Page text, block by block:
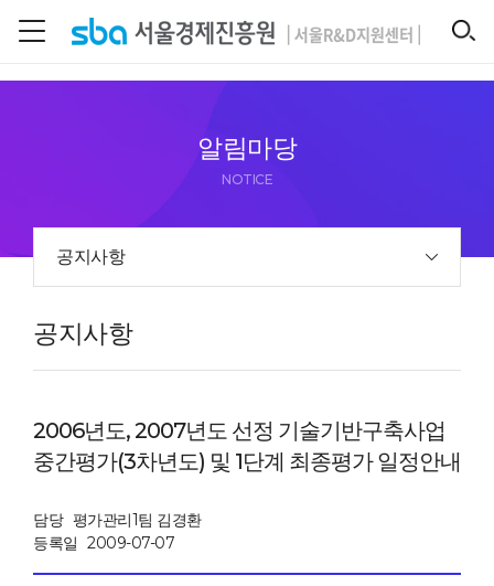
알림마당
NOTICE
공지사항
공지사항
2006년도, 2007년도 선정 기술기반구축사업
중간평가(3차년도) 및 1단계 최종평가 일정안내
담당 평가관리1팀 김경환
등록일 2009-07-07